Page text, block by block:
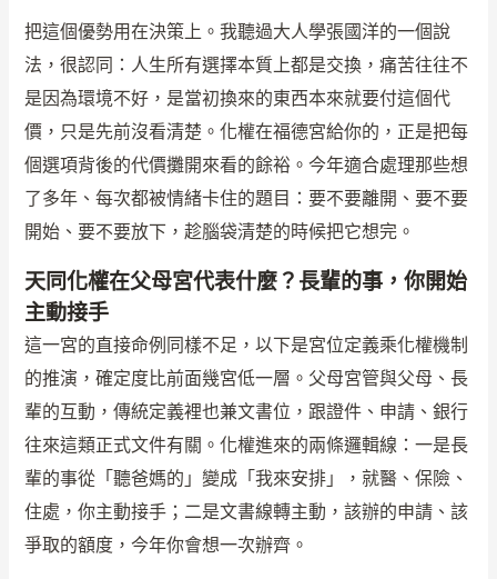
把這個優勢用在決策上。我聽過大人學張國洋的一個說
法，很認同：人生所有選擇本質上都是交換，痛苦往往不
是因為環境不好，是當初換來的東西本來就要付這個代
價，只是先前沒看清楚。化權在福德宮給你的，正是把每
個選項背後的代價攤開來看的餘裕。今年適合處理那些想
了多年、每次都被情緒卡住的題目：要不要離開、要不要
開始、要不要放下，趁腦袋清楚的時候把它想完。
天同化權在父母宮代表什麼？長輩的事，你開始
主動接手
這一宮的直接命例同樣不足，以下是宮位定義乘化權機制
的推演，確定度比前面幾宮低一層。父母宮管與父母、長
輩的互動，傳統定義裡也兼文書位，跟證件、申請、銀行
往來這類正式文件有關。化權進來的兩條邏輯線：一是長
輩的事從「聽爸媽的」變成「我來安排」，就醫、保險、
住處，你主動接手；二是文書線轉主動，該辦的申請、該
爭取的額度，今年你會想一次辦齊。